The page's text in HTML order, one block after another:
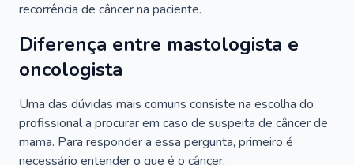
recorrência de câncer na paciente.
Diferença entre mastologista e
oncologista
Uma das dúvidas mais comuns consiste na escolha do
profissional a procurar em caso de suspeita de câncer de
mama. Para responder a essa pergunta, primeiro é
necessário entender o que é o câncer.